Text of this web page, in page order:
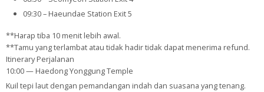
09:30 – Haeundae Station Exit 5
**Harap tiba 10 menit lebih awal.
**Tamu yang terlambat atau tidak hadir tidak dapat menerima refund.
Itinerary Perjalanan
10:00 — Haedong Yonggung Temple
Kuil tepi laut dengan pemandangan indah dan suasana yang tenang.